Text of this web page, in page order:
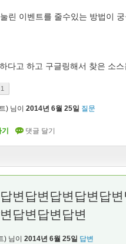
린 이벤트를 줄수있는 방법이
다고 하고 구글링해서 찾은 소
1
) 님이 2014년 6월 25일 질문
변답변답변답변답
답변답변답변
) 님이 2014년 6월 25일 답변